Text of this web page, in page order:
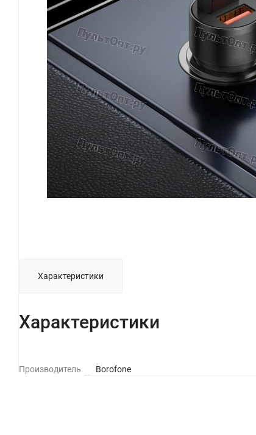
Характеристики
Характеристики
Производитель Borofone